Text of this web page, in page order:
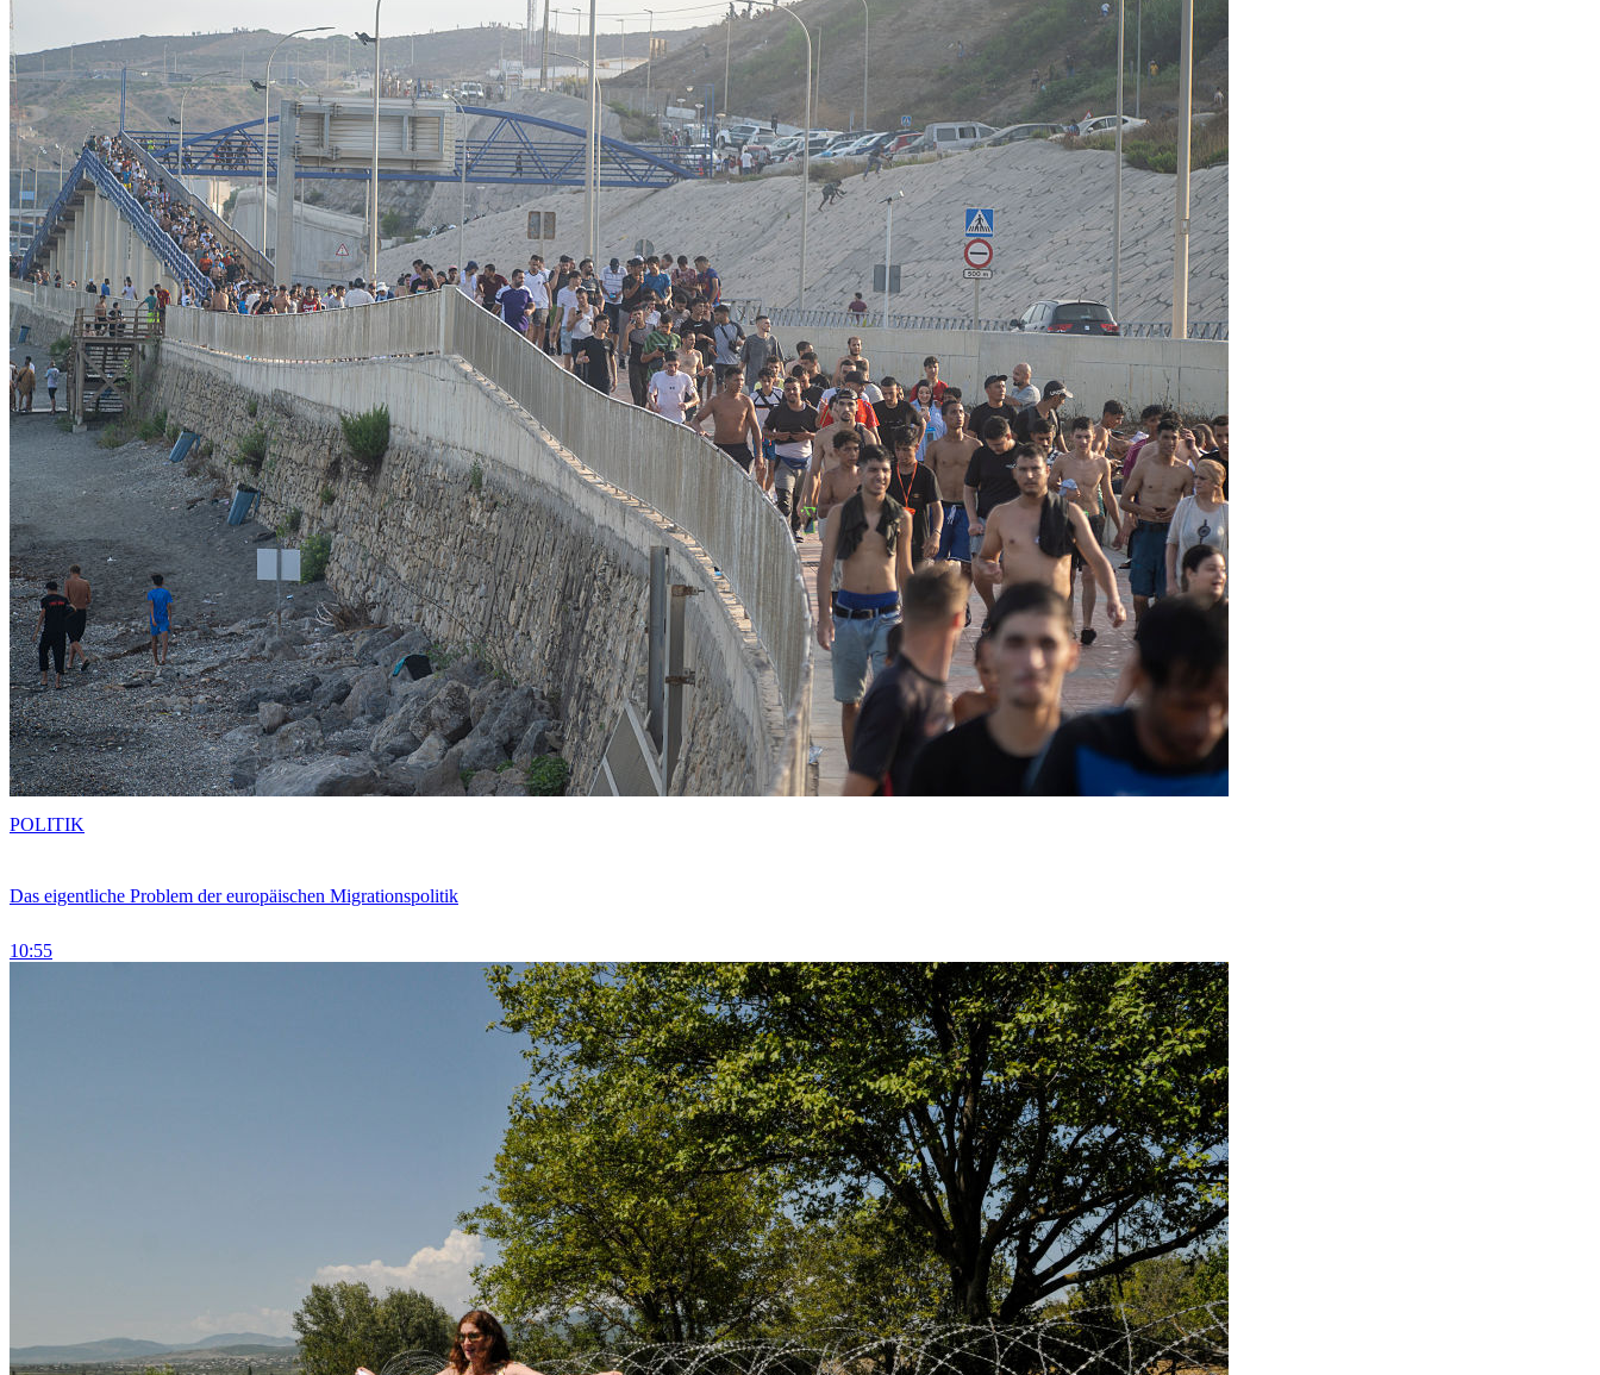
Das eigentliche Problem der europäischen Migrationspolitik
10:55
POLITIK